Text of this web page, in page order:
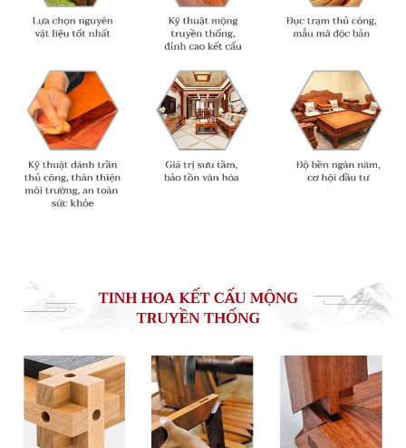
Ghế tai quan bắc 02 là một cấu trúc đối xứng trục
điển hình, điều này cũng mang lại cho nó sự cân bằng